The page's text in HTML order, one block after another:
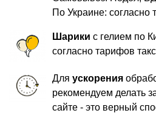
По Украине:
Шарики с гелием по
согласно тарифов
Дляускорения
рекомендуем делать
сайте - это верный